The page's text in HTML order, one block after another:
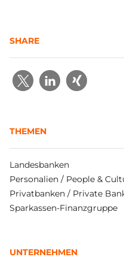
SHARE
THEMEN
Landesbanken
Personalien / People &
Privatbanken / Private
Sparkassen-Finanzgruppe
UNTERNEHMEN